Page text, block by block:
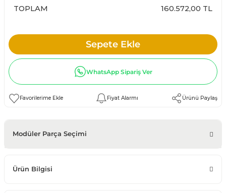
TOPLAM 160.572,00 TL
Sepete Ekle
WhatsApp Sipariş Ver
Fiyat Alarmı Ürünü Paylaş
Modüler Parça Seçimi
Ürün Bilgisi